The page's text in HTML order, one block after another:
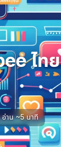
ไท
อ่าน ~5 นาที